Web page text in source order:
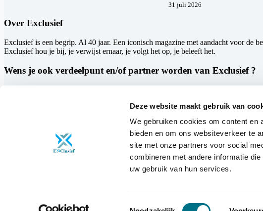
Deze website maakt gebruik van
We gebruiken cookies om content en
bieden en om ons websiteverkeer te
site met onze partners voor social
combineren met andere informatie
uw gebruik van hun services.
Toestemmingsselectie
31 juli 2026
Over Exclusief
Exclusief is een begrip. Al 40 jaar. Een iconisch magazine met aandacht voor de
Exclusief hou je bij, je verwijst ernaar, je volgt het op, je beleeft het.
Wens je ook verdeelpunt en/of partner worden van Exclusief ?
p/a Event expo uitgeverij
Coupure rechts 88, 9000 Gent België